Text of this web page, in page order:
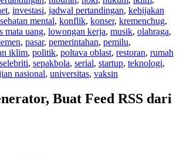
, investasi, jadwal pertandingan, kebijakan
mental, konflik, konser, kremenchug,
mata uang, lowongan kerja, musik, olahraga,
, pasar, pemerintahan, pemilu,
iklim, politik, poltava oblast, restoran, rumah
selebriti, sepakbola, serial, startup, teknologi,
nasional, universitas, vaksin
Buat Feed RSS dari